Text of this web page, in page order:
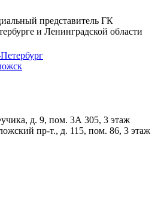
представитель ГК
и Ленинградской области
д. 9, пом. 3А 305, 3 этаж
пр-т., д. 115, пом. 86, 3 этаж